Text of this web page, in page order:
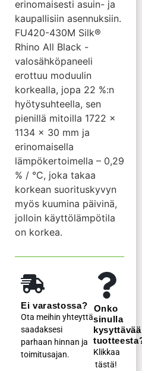
erinomaisesti asuin- ja
kaupallisiin asennuksiin.
FU420-430M Silk®
Rhino All Black -
valosähköpaneeli
erottuu moduulin
korkealla, jopa 22 %:n
hyötysuhteella, sen
pienillä mitoilla 1722 x
1134 x 30 mm ja
erinomaisella
lämpökertoimella – 0,29
% / °C, joka takaa
korkean suorituskyvyn
myös kuumina päivinä,
jolloin käyttölämpötila
on korkea.
Ei varastossa?
Ota meihin yhteyttä
saadaksesi
parhaan hinnan ja
toimitusajan.
Onko
sinulla
kysyttävää
Klikkaa
tästä!